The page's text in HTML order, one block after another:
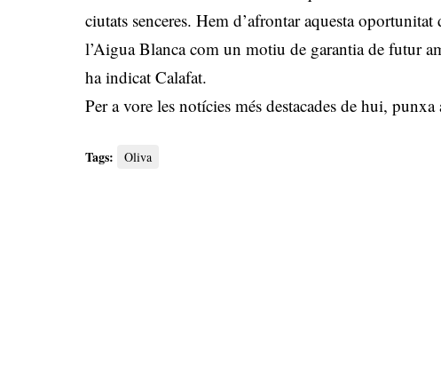
ciutats senceres. Hem d’afrontar aquesta
l’Aigua Blanca com un motiu de garantia de futur
ha indicat Calafat.
Per a vore les notícies més destacades de hui,punxa
Tags: Oliva